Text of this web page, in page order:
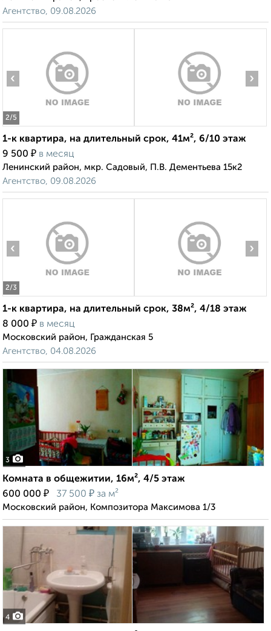
Агентство, 09.08.2026
2/5
‹ ›
1-к квартира, на длительный срок, 41м², 6/10 этаж
9 500 ₽ в месяц
Ленинский район, мкр. Садовый, П.В. Дементьева 15к2
Агентство, 09.08.2026
2/3
‹ ›
1-к квартира, на длительный срок, 38м², 4/18 этаж
8 000 ₽ в месяц
Московский район, Гражданская 5
Агентство, 04.08.2026
3
Комната в общежитии, 16м², 4/5 этаж
600 000 ₽ 37 500 ₽ за м²
Московский район, Композитора Максимова 1/3
4